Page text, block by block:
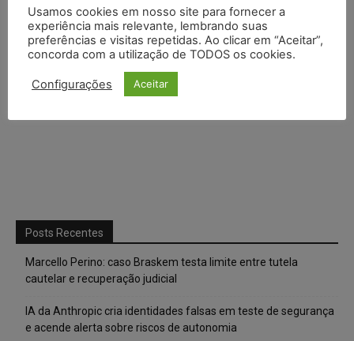
Posts Recentes
Marcello Perino: caso Braskem testa limite entre tutela
cautelar e recuperação judicial
IA da Anthropic cria identidades falsas em teste de segurança
e acende alerta sobre riscos de autonomia
Usamos cookies em nosso site para fornecer a
experiência mais relevante, lembrando suas
preferências e visitas repetidas. Ao clicar em “Aceitar”,
concorda com a utilização de TODOS os cookies.
Configurações Aceitar